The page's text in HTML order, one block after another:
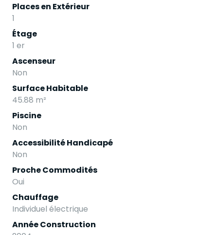
Places en Extérieur
1
Étage
1 er
Ascenseur
Non
Surface Habitable
45.88 m²
Piscine
Non
Accessibilité Handicapé
Non
Proche Commodités
Oui
Chauffage
Individuel électrique
Année Construction